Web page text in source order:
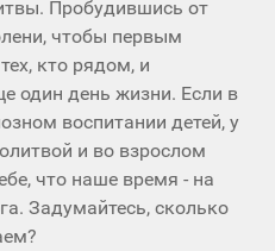
Пробудившись от
чтобы первым
кто рядом, и
один день жизни. Если в
воспитании детей, у
и во взрослом
что наше время - на
Задумайтесь, сколько